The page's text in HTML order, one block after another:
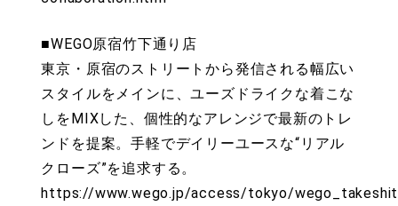
■WEGO原宿竹下通り店
東京・原宿のストリートから発信される幅広い
スタイルをメインに、ユーズドライクな着こな
しをMIXした、個性的なアレンジで最新のトレ
ンドを提案。手軽でデイリーユースな“リアル
クローズ”を追求する。
https://www.wego.jp/access/tokyo/